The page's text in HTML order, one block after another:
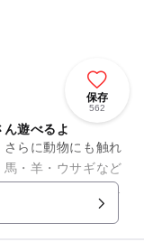
保存
562
遊べるよ
らに動物にも触れ
・羊・ウサギなど
ック広場もあるの